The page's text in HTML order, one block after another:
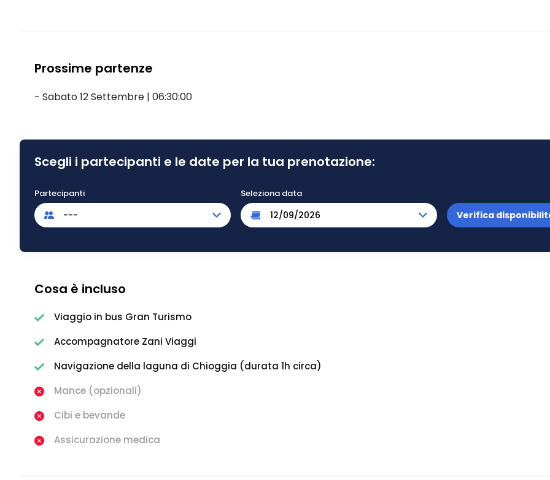
Prossime partenze
- Sabato 12 Settembre | 06:30:00
Scegli i partecipanti e le date per la tua prenotazione:
Partecipanti
---
Seleziona data
Verifica
Cosa è incluso
Viaggio in bus Gran Turismo
Accompagnatore Zani Viaggi
Navigazione della laguna di Chioggia (durata 1h circa)
Mance (opzionali)
Cibi e bevande
Assicurazione medica